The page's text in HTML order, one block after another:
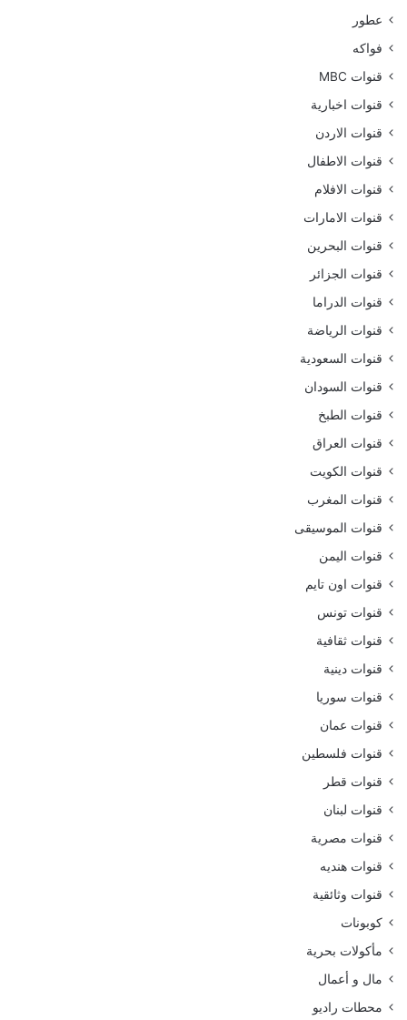
عطور
فواكه
قنوات MBC
قنوات اخبارية
قنوات الاردن
قنوات الاطفال
قنوات الافلام
قنوات الامارات
قنوات البحرين
قنوات الجزائر
قنوات الدراما
قنوات الرياضة
قنوات السعودية
قنوات السودان
قنوات الطبخ
قنوات العراق
قنوات الكويت
قنوات المغرب
قنوات الموسيقى
قنوات اليمن
قنوات اون تايم
قنوات تونس
قنوات ثقافية
قنوات دينية
قنوات سوريا
قنوات عمان
قنوات فلسطين
قنوات قطر
قنوات لبنان
قنوات مصرية
قنوات هنديه
قنوات وثائقية
كوبونات
مأكولات بحرية
مال و أعمال
محطات راديو